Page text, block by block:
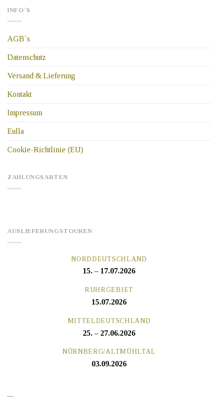
INFO´S
AGB´s
Datenschutz
Versand & Lieferung
Kontakt
Impressum
Eulla
Cookie-Richtlinie (EU)
ZAHLUNGSARTEN
AUSLIEFERUNGSTOUREN
NORDDEUTSCHLAND
15. – 17.07.2026
RUHRGEBIET
15.07.2026
MITTELDEUTSCHLAND
25. – 27.06.2026
NÜRNBERG/ALTMÜHLTAL
03.09.2026